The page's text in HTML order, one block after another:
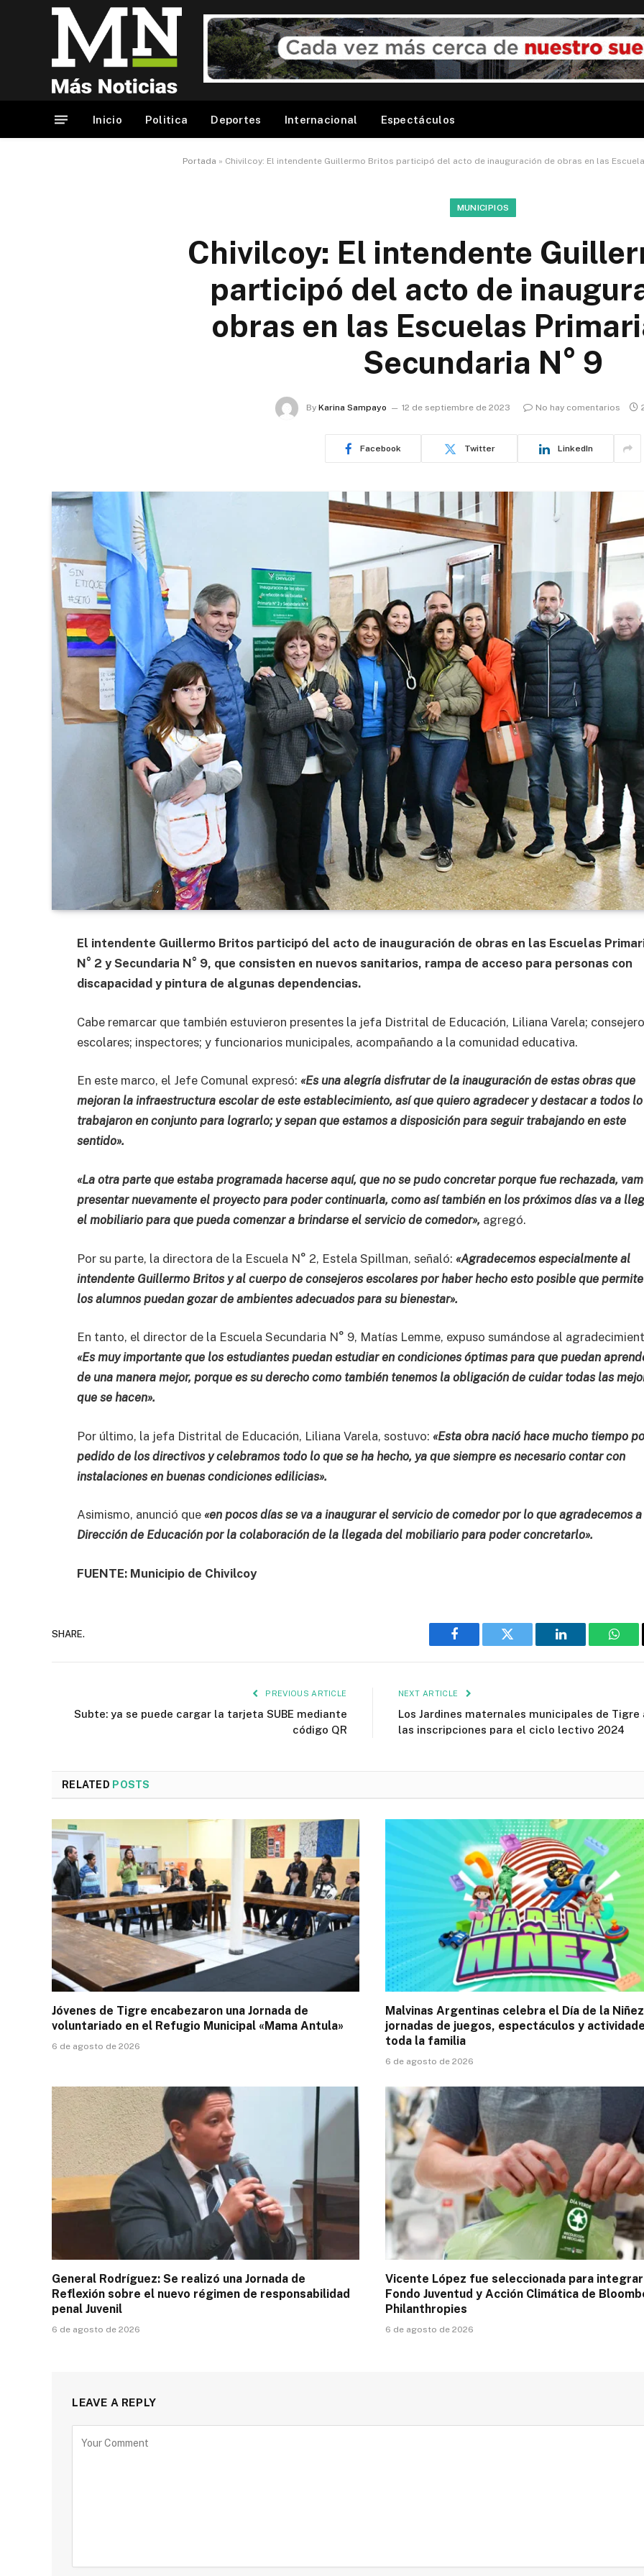
Inicio Politica Deportes Internacional Espectáculos
Portada » Chivilcoy: El intendente Guillermo Britos participó del acto de inauguración de obras en las
MUNICIPIOS
Chivilcoy: El intendente
participó del acto de
obras en las Escuelas
Secundaria N° 9
By Karina Sampayo 12 de septiembre de 2023 No hay comentarios
Facebook Twitter LinkedIn
El intendente Guillermo Britos participó del acto de inauguración de obras en las Escuelas
N° 2 y Secundaria N° 9, que consisten en nuevos sanitarios, rampa de acceso para personas con
discapacidad y pintura de algunas dependencias.
Cabe remarcar que también estuvieron presentes la jefa Distrital de Educación, Liliana Varela;
escolares; inspectores; y funcionarios municipales, acompañando a la comunidad educativa.
En este marco, el Jefe Comunal expresó:«Es una alegría disfrutar de la inauguración de estas obras que
mejoran la infraestructura escolar de este establecimiento, así que quiero agradecer y destacar a todos
trabajaron en conjunto para lograrlo; y sepan que estamos a disposición para seguir trabajando en este
sentido».
«La otra parte que estaba programada hacerse aquí, que no se pudo concretar porque fue rechazada,
presentar nuevamente el proyecto para poder continuarla, como así también en los próximos días va a
el mobiliario para que pueda comenzar a brindarse el servicio de comedor», agregó.
Por su parte, la directora de la Escuela N° 2, Estela Spillman, señaló:«Agradecemos especialmente al
intendente Guillermo Britos y al cuerpo de consejeros escolares por haber hecho esto posible que
los alumnos puedan gozar de ambientes adecuados para su bienestar».
En tanto, el director de la Escuela Secundaria N° 9, Matías Lemme, expuso sumándose al
«Es muy importante que los estudiantes puedan estudiar en condiciones óptimas para que puedan
de una manera mejor, porque es su derecho como también tenemos la obligación de cuidar todas las
que se hacen».
Por último, la jefa Distrital de Educación, Liliana Varela, sostuvo: «Esta obra nació hace mucho tiempo
pedido de los directivos y celebramos todo lo que se ha hecho, ya que siempre es necesario contar con
instalaciones en buenas condiciones edilicias».
Asimismo, anunció que«en pocos días se va a inaugurar el servicio de comedor por lo que agradecemos
Dirección de Educación por la colaboración de la llegada del mobiliario para poder concretarlo».
FUENTE: Municipio de Chivilcoy
SHARE.
Facebook Twitter LinkedIn
PREVIOUS ARTICLE
Subte: ya se puede cargar la tarjeta SUBE mediante
código QR
NEXT ARTICLE
Los Jardines maternales municipales de Tigre
las inscripciones para el ciclo lectivo 2024
RELATED POSTS
Jóvenes de Tigre encabezaron una Jornada de
voluntariado en el Refugio Municipal «Mama Antula»
6 de agosto de 2026
Malvinas Argentinas celebra el Día de la
jornadas de juegos, espectáculos y
toda la familia
6 de agosto de 2026
General Rodríguez: Se realizó una Jornada de
Reflexión sobre el nuevo régimen de responsabilidad
penal Juvenil
6 de agosto de 2026
Vicente López fue seleccionada para
Fondo Juventud y Acción Climática de
Philanthropies
6 de agosto de 2026
LEAVE A REPLY